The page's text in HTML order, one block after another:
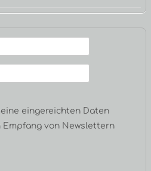
eingereichten Daten
von Newslettern